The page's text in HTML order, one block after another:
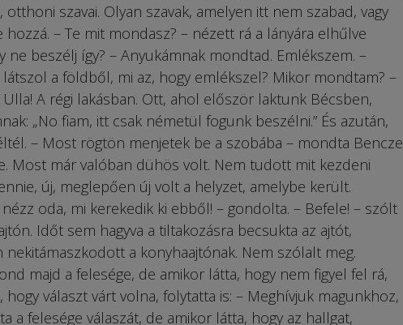
szavai. Olyan szavak, amelyen itt nem szabad, vagy
– Te mit mondasz? – nézett rá a lányára elhűlve
beszélj így? – Anyukámnak mondtad. Emlékszem. –
a földből, mi az, hogy emlékszel? Mikor mondtam? –
A régi lakásban. Ott, ahol először laktunk Bécsben,
„No fiam, itt csak németül fogunk beszélni.” És azután,
– Most rögtön menjetek be a szobába – mondta Bencze
Most már valóban dühös volt. Nem tudott mit kezdeni
új, meglepően új volt a helyzet, amelybe került.
oda, mi kerekedik ki ebből! – gondolta. – Befele! – szólt
Időt sem hagyva a tiltakozásra becsukta az ajtót,
a konyhaajtónak. Nem szólalt meg.
majd a felesége, de amikor látta, hogy nem figyel fel rá,
választ várt volna, folytatta is: – Meghívjuk magunkhoz,
a felesége válaszát, de amikor látta, hogy az hallgat,